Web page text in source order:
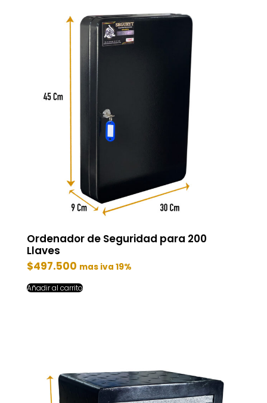
Ordenador de Seguridad para 200
Llaves
$497.500 mas iva 19%
Añadir al carrito